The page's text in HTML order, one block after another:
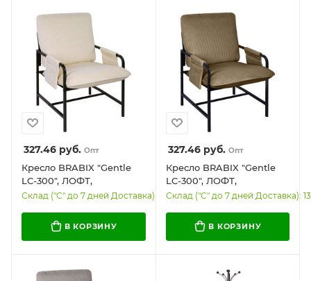
327.46 руб. Опт
Кресло BRABIX "Gentle
LC-300", ЛОФТ,
пружинный блок, ткань
молочное, 533144
Склад ("С" до 7 дней Доставка): 143
В КОРЗИНУ
327.46руб. Опт
Кресло BRABIX "Gentle
LC-300", ЛОФТ,
пружинный блок, ткань
Склад ("С" до 7 дней Доставка):
В КОРЗИНУ